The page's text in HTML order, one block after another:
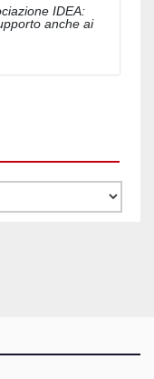
IDEA:
anche ai